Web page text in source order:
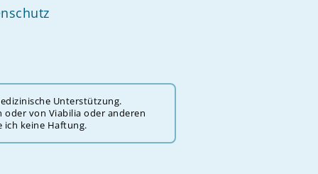
Unterstützung.
von Viabilia oder anderen
ich keine Haftung.